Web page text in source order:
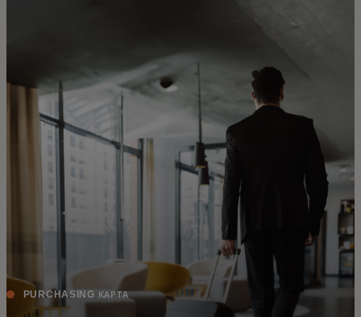
Για επιχειρήσεις
Για τον κόσμο
Για καινοτόμους
PURCHASING ΚΑΡΤΑ